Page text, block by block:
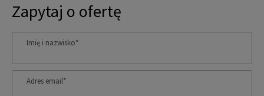
Zapytaj o ofertę
Imię i nazwisko*
Adres email*